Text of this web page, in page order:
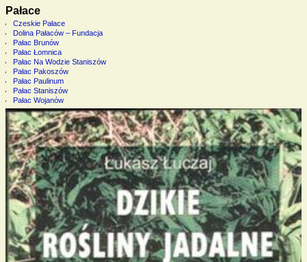
Pałace
Czeskie Pałace
Dolina Pałaców – Fundacja
Pałac Brunów
Pałac Łomnica
Pałac Na Wodzie Staniszów
Pałac Pakoszów
Pałac Paulinum
Pałac Staniszów
Pałac Wojanów